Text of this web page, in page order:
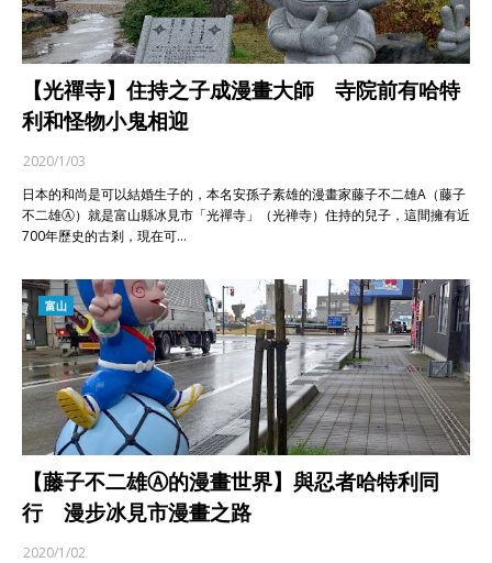
【光禪寺】住持之子成漫畫大師 寺院前有哈特
利和怪物小鬼相迎
2020/1/03
日本的和尚是可以結婚生子的，本名安孫子素雄的漫畫家藤子不二雄A（藤子
不二雄Ⓐ）就是富山縣冰見市「光禪寺」（光禅寺）住持的兒子，這間擁有近
700年歷史的古剎，現在可…
富山
【藤子不二雄Ⓐ的漫畫世界】與忍者哈特利同
行 漫步冰見市漫畫之路
2020/1/02